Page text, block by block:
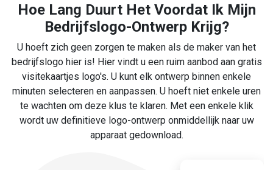
Hoe Lang Duurt Het Voordat Ik Mijn
Bedrijfslogo-Ontwerp Krijg?
U hoeft zich geen zorgen te maken als de maker van het
bedrijfslogo hier is! Hier vindt u een ruim aanbod aan gratis
visitekaartjes logo's. U kunt elk ontwerp binnen enkele
minuten selecteren en aanpassen. U hoeft niet enkele uren
te wachten om deze klus te klaren. Met een enkele klik
wordt uw definitieve logo-ontwerp onmiddellijk naar uw
apparaat gedownload.